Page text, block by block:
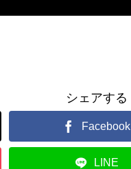
シェアする
Facebook
LINE